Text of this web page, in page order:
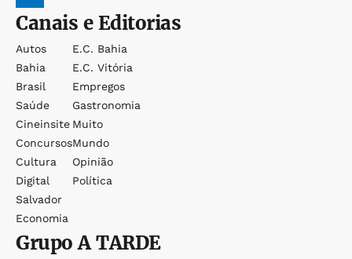
Canais e Editorias
Autos
Bahia
Brasil
Saúde
Cineinsite
Concursos
Cultura
Digital
Salvador
Economia
E.c. Bahia
E.c. Vitória
Empregos
Gastronomia
Muito
Mundo
Opinião
Política
GrupoA TARDE